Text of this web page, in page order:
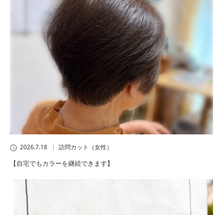
2026.7.18 訪問カット（女性）
【自宅でもカラーを継続できます】